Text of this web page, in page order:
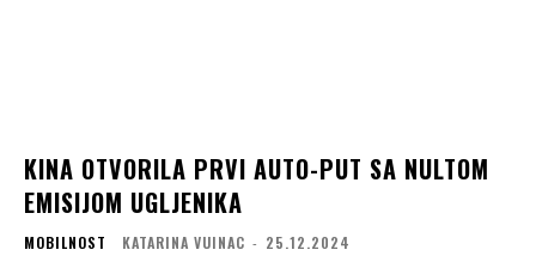
KINA OTVORILA PRVI AUTO-PUT SA NULTOM
EMISIJOM UGLJENIKA
MOBILNOST KATARINA VUINAC - 25.12.2024